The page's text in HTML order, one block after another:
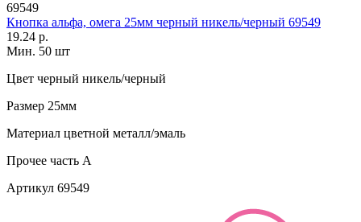
69549
Кнопка альфа, омега 25мм черный никель/черный 69549
19.24 р.
Мин. 50 шт
Цвет черный никель/черный
Размер 25мм
Материал цветной металл/эмаль
Прочее часть A
Артикул 69549